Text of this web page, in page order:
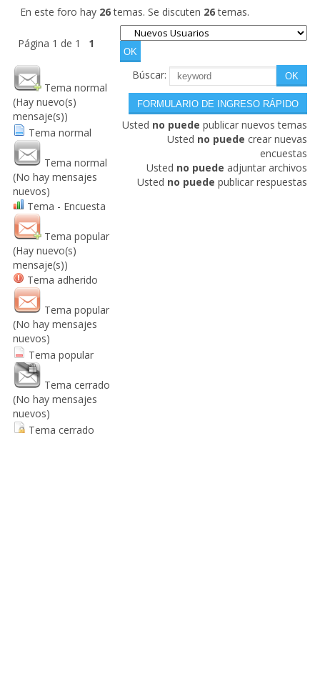
En este foro hay 26temas. Se discuten 26temas.
Página 1 de 1 1
Tema normal
(Hay nuevo(s)
mensaje(s))
Tema normal
Tema normal
(No hay mensajes
nuevos)
Tema - Encuesta
Tema popular
(Hay nuevo(s)
mensaje(s))
Tema adherido
Tema popular
(No hay mensajes
nuevos)
Tema popular
Tema cerrado
(No hay mensajes
nuevos)
Tema cerrado
Búscar:
Usted no puede publicar nuevos temas
Usted no puede crear nuevas
encuestas
Usted no puede adjuntar archivos
Usted no puede publicar respuestas